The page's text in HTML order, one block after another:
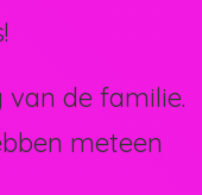
de familie.
meteen